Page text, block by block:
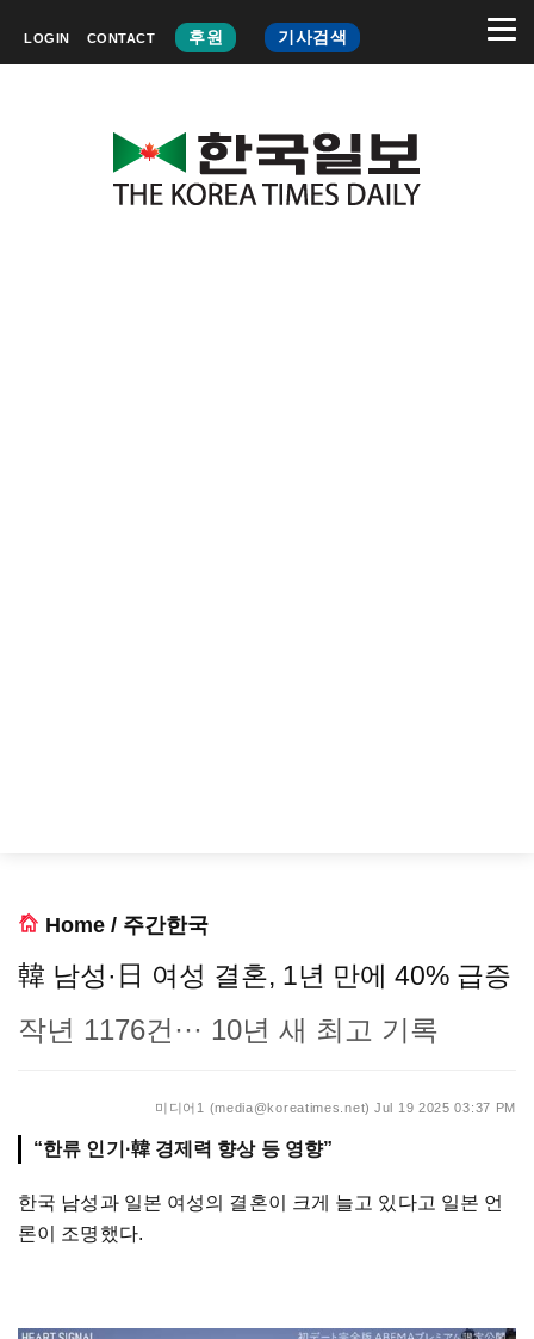
LOGIN CONTACT 후원 기사검색
Home / 주간한국
韓 남성·日 여성 결혼, 1년 만에 40% 급증
작년 1176건··· 10년 새 최고 기록
미디어1 (media@koreatimes.net) Jul 19 2025 03:37 PM
“한류 인기·韓 경제력 향상 등 영향”
한국 남성과 일본 여성의 결혼이 크게 늘고 있다고 일본 언
론이 조명했다.